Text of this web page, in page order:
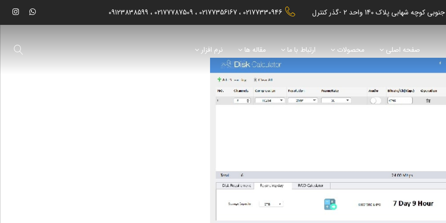
02177330946
02177356167
02177787509
09123838599
صفحه اصلی محصولات ارتباط با ما مقاله ها نرم افزار